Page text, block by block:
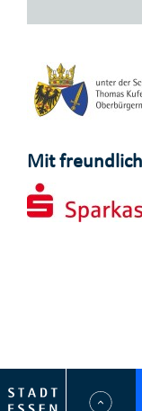
Mit